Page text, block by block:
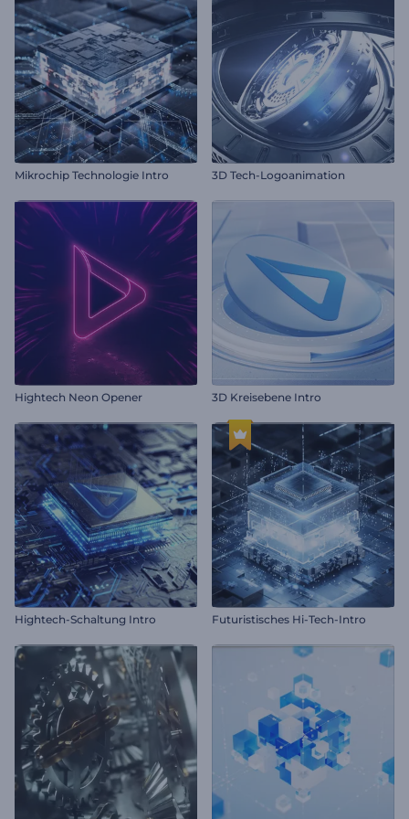
Mikrochip Technologie Intro 3D Tech-Logoanimation
Hightech Neon Opener 3D Kreisebene Intro
Hightech-Schaltung Intro Futuristisches Hi-Tech-Intro